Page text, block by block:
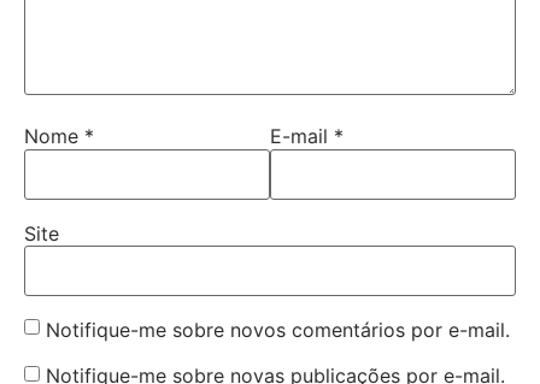
Nome * E-mail *
Site
Notifique-me sobre novos comentários por e-mail.
Notifique-me sobre novas publicações por e-mail.